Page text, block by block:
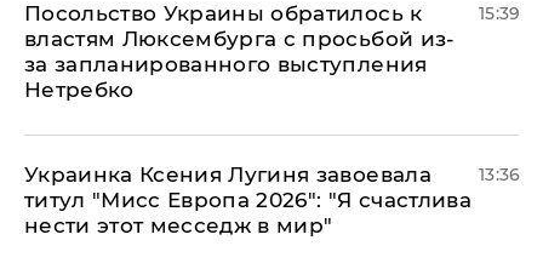
Посольство Украины обратилось к
властям Люксембурга с просьбой из-
за запланированного выступления
Нетребко
15:39
Украинка Ксения Лугиня завоевала
титул "Мисс Европа 2026": "Я счастлива
нести этот месседж в мир"
13:36